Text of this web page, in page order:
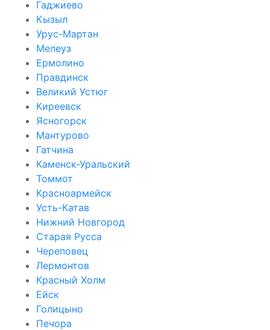
Гаджиево
Кызыл
Урус-Мартан
Мелеуз
Ермолино
Правдинск
Великий Устюг
Киреевск
Ясногорск
Мантурово
Гатчина
Каменск-Уральский
Томмот
Красноармейск
Усть-Катав
Нижний Новгород
Старая Русса
Череповец
Лермонтов
Красный Холм
Ейск
Голицыно
Печора